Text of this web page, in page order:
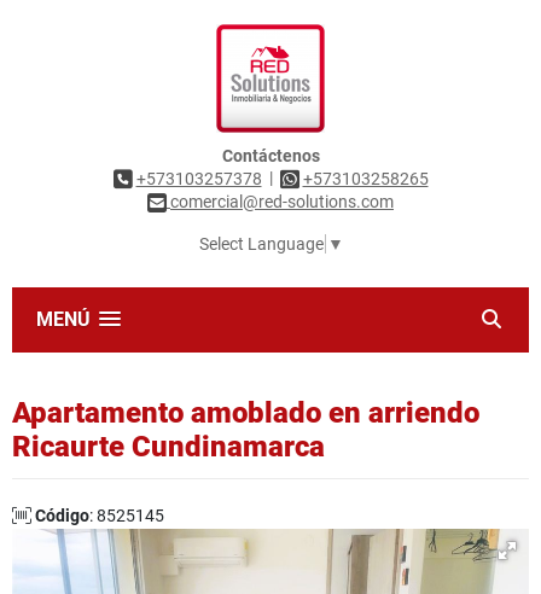
Contáctenos
+573103257378 |
+573103258265
comercial@red-solutions.com
Select Language ▼
MENÚ
Apartamento amoblado en arriendo
Ricaurte Cundinamarca
Código: 8525145